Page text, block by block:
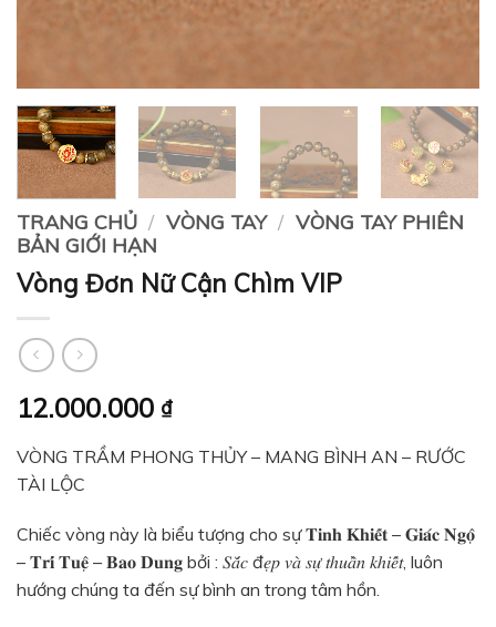
TRANG CHỦ / VÒNG TAY / VÒNG TAY PHIÊN
BẢN GIỚI HẠN
Vòng Đơn Nữ Cận Chìm VIP
12.000.000 ₫
VÒNG TRẦM PHONG THỦY – MANG BÌNH AN – RƯỚC
TÀI LỘC
Chiếc vòng này là biểu tượng cho sự 𝐓𝐢𝐧𝐡 𝐊𝐡𝐢𝐞̂́𝐭 – 𝐆𝐢𝐚́𝐜 𝐍𝐠𝐨̣̂
– 𝐓𝐫𝐢́ 𝐓𝐮𝐞̣̂ – 𝐁𝐚𝐨 𝐃𝐮𝐧𝐠 bởi : 𝑆𝑎̆́𝑐 đ𝑒̣𝑝 𝑣𝑎̀ 𝑠𝑢̛̣ 𝑡ℎ𝑢𝑎̂̀𝑛 𝑘ℎ𝑖𝑒̂́𝑡, luôn
hướng chúng ta đến sự bình an trong tâm hồn.